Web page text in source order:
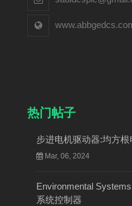
热门帖子
步进电机驱动器:均方
Mar, 06, 2024
Environmental
系统控制器